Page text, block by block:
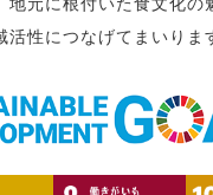
地元に根付いた食文化の
活性につなげてまいりま